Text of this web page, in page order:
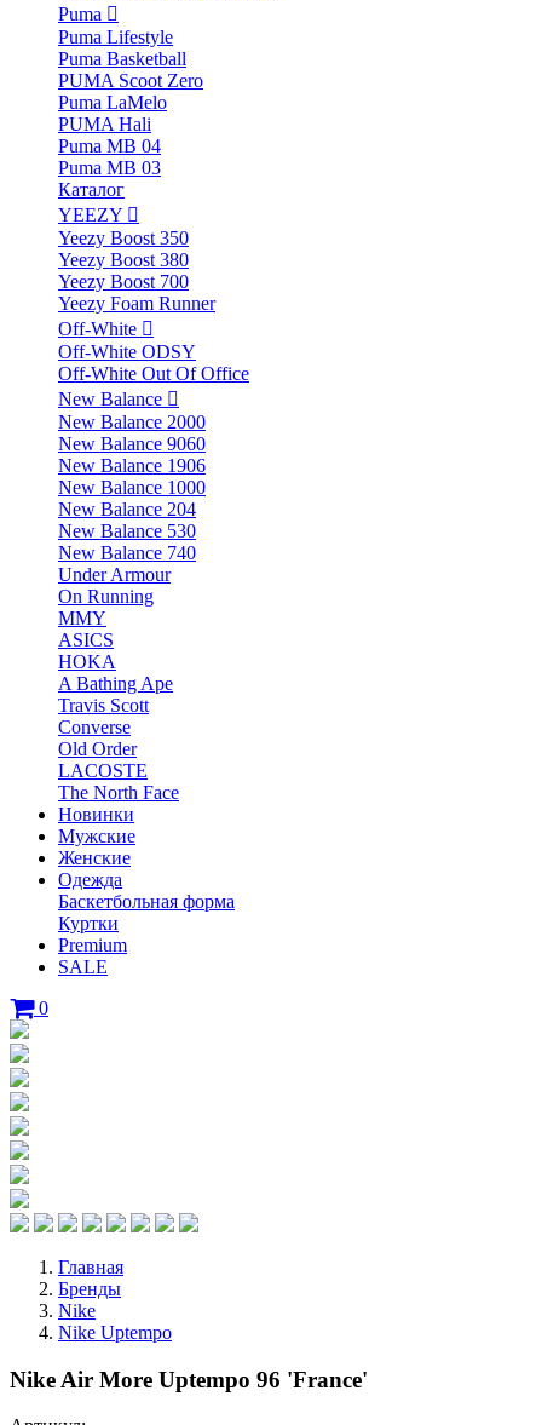
Puma
Puma Lifestyle
Puma Basketball
PUMA Scoot Zero
Puma LaMelo
PUMA Hali
Puma MB 04
Puma MB 03
Каталог
YEEZY
Yeezy Boost 350
Yeezy Boost 380
Yeezy Boost 700
Yeezy Foam Runner
Off-White
Off-White ODSY
Off-White Out Of Office
New Balance
New Balance 2000
New Balance 9060
New Balance 1906
New Balance 1000
New Balance 204
New Balance 530
New Balance 740
Under Armour
On Running
MMY
ASICS
HOKA
A Bathing Ape
Travis Scott
Converse
Old Order
LACOSTE
The North Face
Новинки
Мужские
Женские
Одежда
Баскетбольная форма
Куртки
Premium
SALE
0
Главная
Бренды
Nike
Nike Uptempo
Nike Air More Uptempo 96 'France'